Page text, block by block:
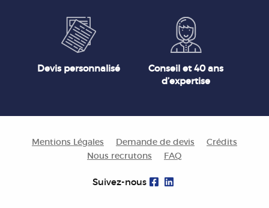
Devis personnalisé
Conseil et 40 ans
d’expertise
Mentions Légales Demande de devis
Crédits
Nous recrutons
FAQ
Suivez-nous